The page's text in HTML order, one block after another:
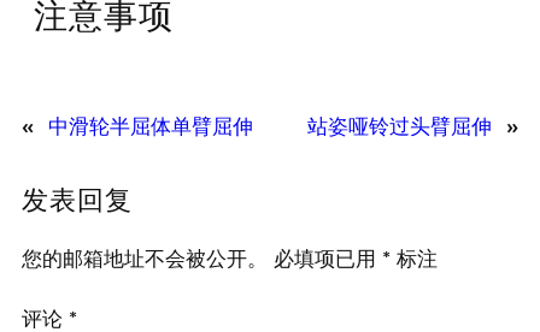
注意事项
« 中滑轮半屈体单臂屈伸 站姿哑铃过头臂屈伸 »
发表回复
您的邮箱地址不会被公开。 必填项已用 * 标注
评论 *